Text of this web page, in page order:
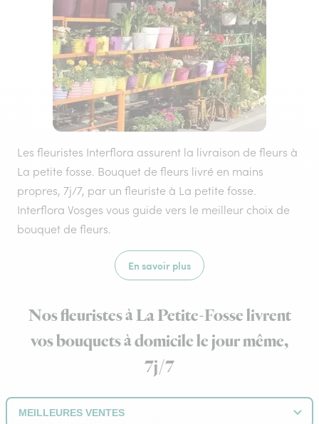
Les fleuristes Interflora assurent la livraison de fleurs à
La petite fosse. Bouquet de fleurs livré en mains
propres, 7j/7, par un fleuriste à La petite fosse.
Interflora Vosges vous guide vers le meilleur choix de
bouquet de fleurs.
En savoir plus
Nos fleuristes à La Petite-Fosse livrent
vos bouquets à domicile le jour même,
7j/7